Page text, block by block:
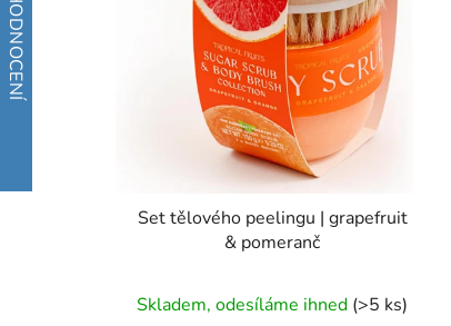
Set tělového peelingu | grapefruit
& pomeranč
Skladem, odesíláme ihned (>5 ks)